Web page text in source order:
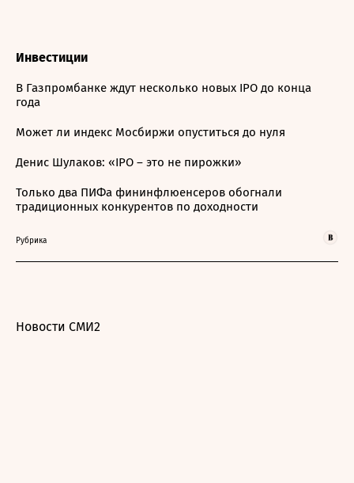
Инвестиции
В Газпромбанке ждут несколько новых IPO до конца
года
Может ли индекс Мосбиржи опуститься до нуля
Денис Шулаков: «IPO – это не пирожки»
Только два ПИФа фининфлюенсеров обогнали
традиционных конкурентов по доходности
Рубрика
Новости СМИ2